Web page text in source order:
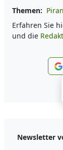
Themen:
Erfahren Sie
und die
Newsletter